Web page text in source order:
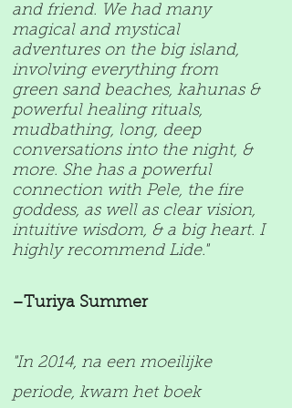
and friend. We had many
magical and mystical
adventures on the big island,
involving everything from
green sand beaches, kahunas &
powerful healing rituals,
mudbathing, long, deep
conversations into the night, &
more. She has a powerful
connection with Pele, the fire
goddess, as well as clear vision,
intuitive wisdom, & a big heart. I
highly recommend Lide."
–Turiya Summer
"In 2014, na een moeilijke
periode, kwam het boek